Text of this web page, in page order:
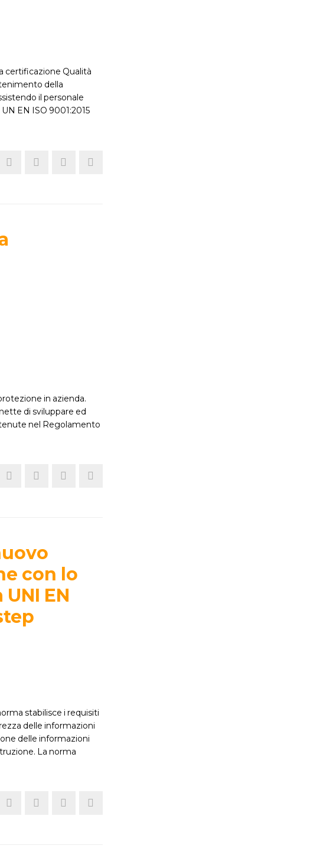
certificazione Qualità
della
il personale
EN ISO 9001:2015
in azienda.
di sviluppare ed
nel Regolamento
con lo
EN
stabilisce i requisiti
delle informazioni
delle informazioni
La norma